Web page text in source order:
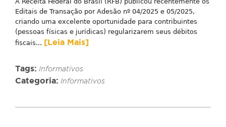
Editais de Transação por Adesão nº 04/2025 e 05/2025,
criando uma excelente oportunidade para contribuintes
(pessoas físicas e jurídicas) regularizarem seus débitos
fiscais... [Leia Mais]
Tags: Informativos
Categoria: Informativos